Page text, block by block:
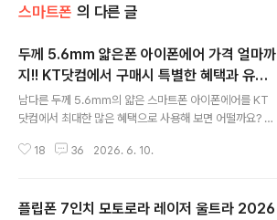
스마트폰 의 다른 글
두께 5.6mm 얇은폰 아이폰에어 가격 얼마까
지!! KT닷컴에서 구매시 특별한 혜택과 유리
한 이유
남다른 두께 5.6mm의 얇은 스마트폰 아이폰에어를 KT
닷컴에서 최대한 많은 혜택으로 사용해 보면 어떨까요? 솔
고 개성 있는 스마트 디바이스를 선호하는 분들이 많이 찾
서 생각지도 못한 다양한 혜택과 저렴한 구매방법을 확인
18 36 2026. 6. 10.
플립폰 7인치 모토로라 레이저 울트라 2026